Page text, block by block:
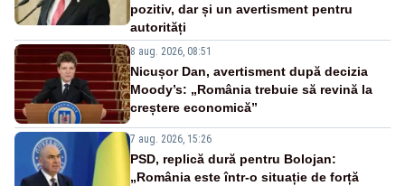
pozitiv, dar și un avertisment pentru
autorități
8 aug. 2026, 08:51
Nicușor Dan, avertisment după decizia
Moody’s: „România trebuie să revină la
creștere economică”
7 aug. 2026, 15:26
PSD, replică dură pentru Bolojan:
„România este într-o situație de forță